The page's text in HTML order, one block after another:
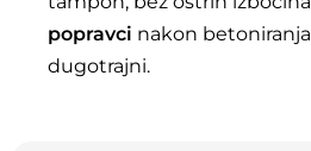
popravci nakon
dugotrajni.